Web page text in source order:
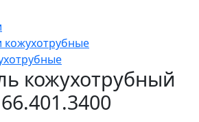
кожухотрубный